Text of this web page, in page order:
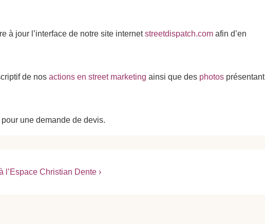
à jour l’interface de notre site internetstreetdispatch.com afin d’en
de nos actions en street marketing ainsi que des photos présentant
pour une demande de devis.
l’Espace Christian Dente ›